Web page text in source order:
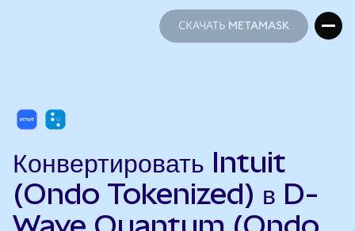
СКАЧАТЬ METAMASK
Конвертировать Intuit
(Ondo Tokenized) в D-